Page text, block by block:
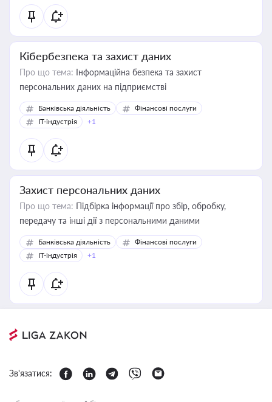
Кібербезпека та захист даних
Про що тема: Інформаційна безпека та захист
персональних даних на підприємстві
Банківська діяльність
Фінансові послуги
IT-індустрія
+1
Захист персональних даних
Про що тема: Підбірка інформації про збір, обробку,
передачу та інші дії з персональними даними
Банківська діяльність
Фінансові послуги
IT-індустрія
+1
Зв'язатися: